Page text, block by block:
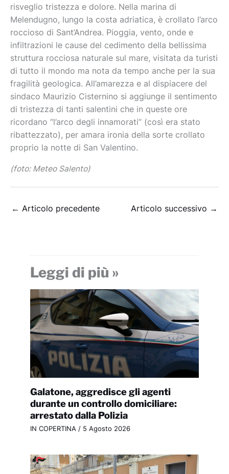
risveglio tristezza e dolore. Nella marina di
Melendugno, lungo la costa adriatica, è crollato l’arco
roccioso di Sant’Andrea. Pioggia, vento, onde e
infiltrazioni le cause del cedimento della bellissima
struttura rocciosa naturale sul mare, visitata da turisti
di tutto il mondo ma nota da tempo anche per la sua
fragilità geologica. All’amarezza e al dispiacere del
sindaco Maurizio Cisternino si aggiunge il sentimento
di tristezza di tanti salentini che in queste ore
ricordano “l’arco degli innamorati” (così era stato
ribattezzato), per amara ironia della sorte crollato
proprio la notte di San Valentino.
(foto: Meteo Salento)
← Articolo precedente Articolo successivo →
Leggi di più »
Galatone, aggredisce gli agenti
durante un controllo domiciliare:
arrestato dalla Polizia
IN COPERTINA/ 5 Agosto 2026